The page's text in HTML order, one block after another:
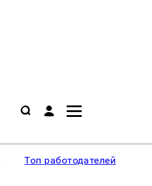
Топ работодателей